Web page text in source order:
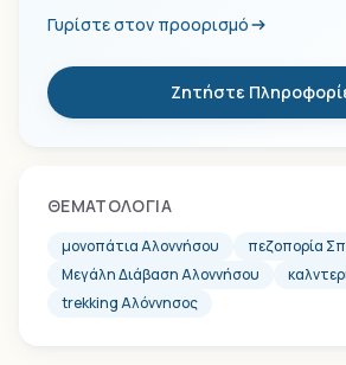
Γυρίστε στον προορισμό
Ζητήστε
ΘΕΜΑΤΟΛΟΓΊΑ
μονοπάτια Αλοννήσου
πεζοπορία
Μεγάλη Διάβαση Αλοννήσου
trekking Αλόννησος